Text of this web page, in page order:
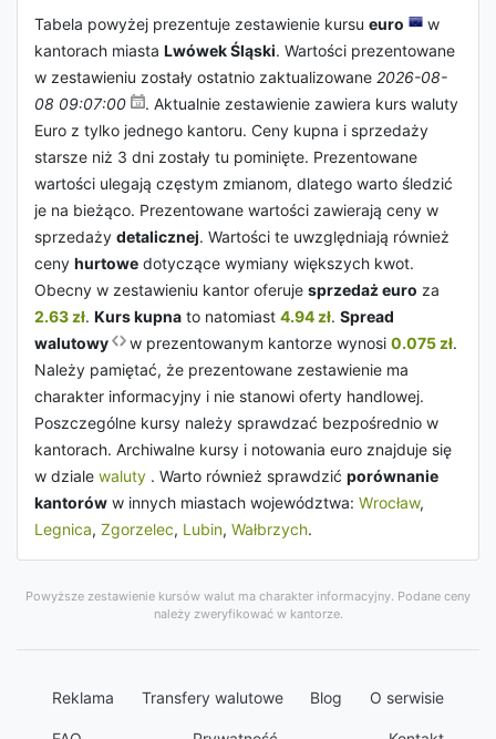
Tabela powyżej prezentuje zestawienie kursu euro
w
kantorach miasta Lwówek Śląski. Wartości prezentowane
w zestawieniu zostały ostatnio zaktualizowane 2026-08-
08 09:07:00
. Aktualnie zestawienie zawiera kurs waluty
Euro z tylko jednego kantoru. Ceny kupna i sprzedaży
starsze niż 3 dni zostały tu pominięte. Prezentowane
wartości ulegają częstym zmianom, dlatego warto śledzić
je na bieżąco. Prezentowane wartości zawierają ceny w
sprzedaży detalicznej. Wartości te uwzględniają również
ceny hurtowe dotyczące wymiany większych kwot.
Obecny w zestawieniu kantor oferuje sprzedaż euro za
2.63 zł. Kurs kupna to natomiast 4.94 zł. Spread
walutowy
w prezentowanym kantorze wynosi 0.075 zł.
Należy pamiętać, że prezentowane zestawienie ma
charakter informacyjny i nie stanowi oferty handlowej.
Poszczególne kursy należy sprawdzać bezpośrednio w
kantorach. Archiwalne kursy i notowania euro znajduje się
w dziale waluty . Warto również sprawdzić porównanie
kantorów w innych miastach województwa: Wrocław,
Legnica, Zgorzelec, Lubin, Wałbrzych.
Powyższe zestawienie kursów walut ma charakter informacyjny. Podane ceny
należy zweryfikować w kantorze.
Reklama Transfery walutowe Blog O serwisie